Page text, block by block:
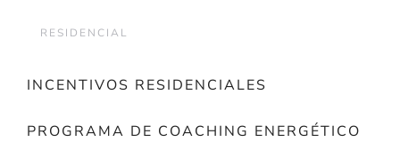
RESIDENCIAL
INCENTIVOS RESIDENCIALES
PROGRAMA DE COACHING ENERGÉTICO